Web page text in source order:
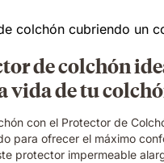
de colchón
vida de tu
con el Protector de
para ofrecer el máximo
protector impermeable